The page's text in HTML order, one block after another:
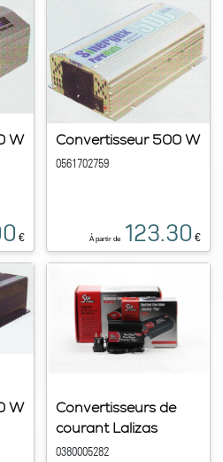
W
€
Convertisseur 500 W
0561702759
À partir de 123.30 €
W
Convertisseurs de
courant Lalizas
0380005282